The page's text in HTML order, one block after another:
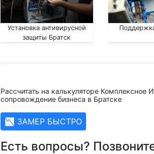
Установка антивирусной
защиты Братск
Рассчитать на калькуляторе Комплексное
сопровождение бизнеса в Братске
📉 ЗАМЕР БЫСТРО
Есть вопросы?